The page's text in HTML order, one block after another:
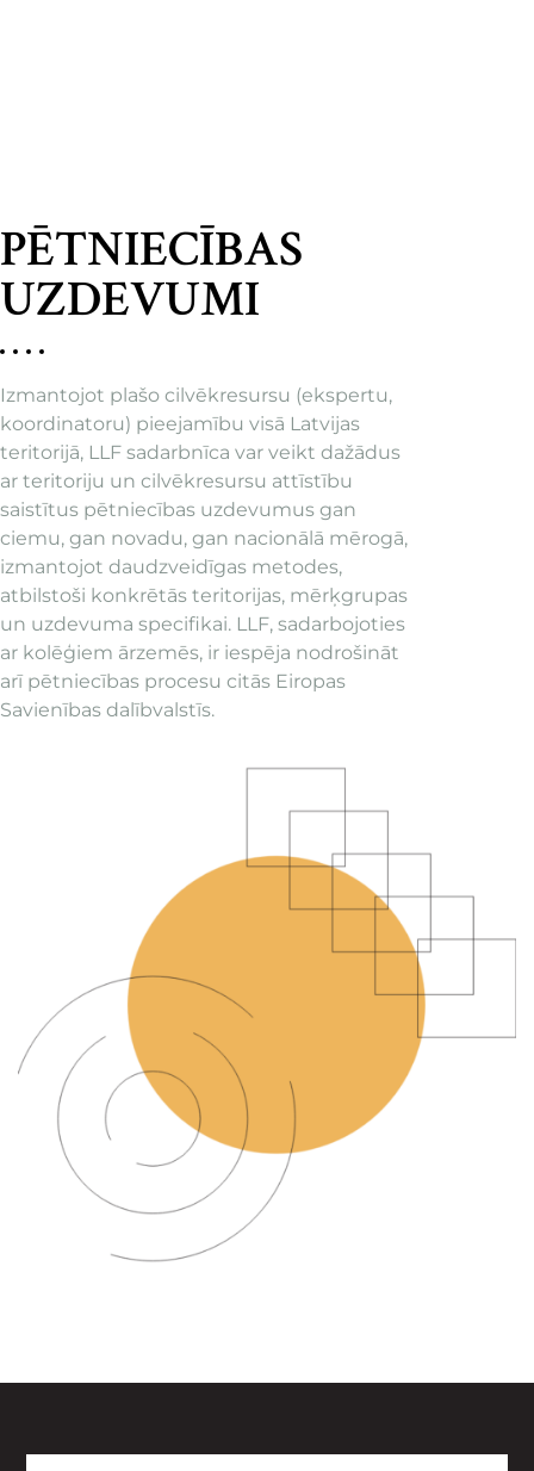
PĒTNIECĪBAS
UZDEVUMI
Izmantojot plašo cilvēkresursu (ekspertu,
koordinatoru) pieejamību visā Latvijas
teritorijā, LLF sadarbnīca var veikt dažādus
ar teritoriju un cilvēkresursu attīstību
saistītus pētniecības uzdevumus gan
ciemu, gan novadu, gan nacionālā mērogā,
izmantojot daudzveidīgas metodes,
atbilstoši konkrētās teritorijas, mērķgrupas
un uzdevuma specifikai. LLF, sadarbojoties
ar kolēģiem ārzemēs, ir iespēja nodrošināt
arī pētniecības procesu citās Eiropas
Savienības dalībvalstīs.